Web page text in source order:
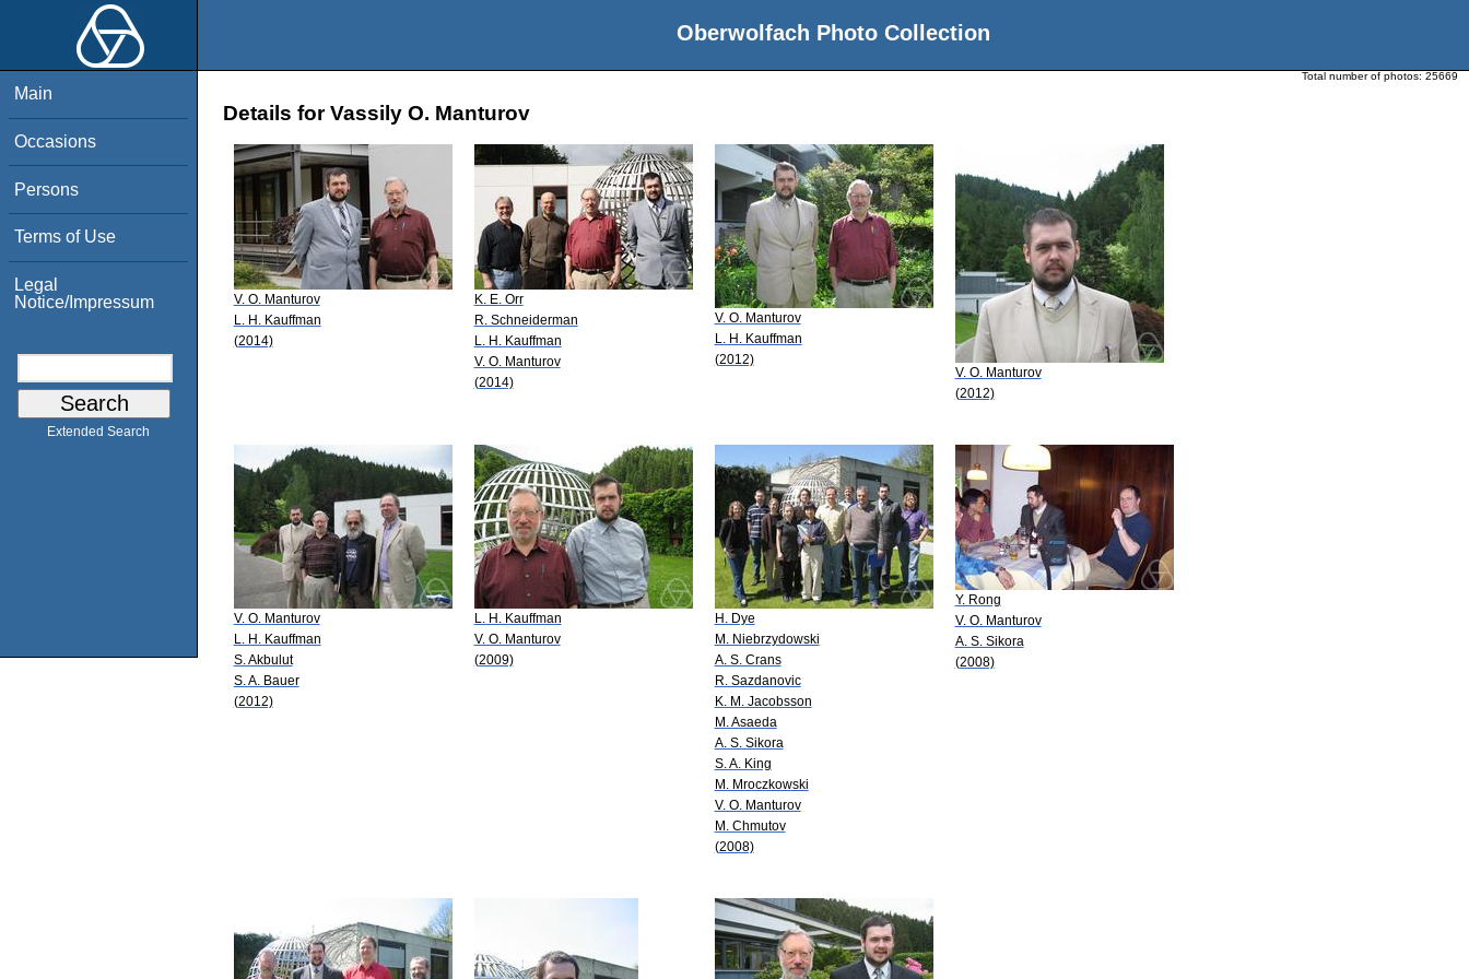
Oberwolfach Photo Collection
Main
Occasions
Persons
Terms of Use
Legal
Notice/Impressum
Extended Search
Total number of photos: 25669
Details for Vassily O. Manturov
V. O. Manturov
L. H. Kauffman
(2014)
K. E. Orr
R. Schneiderman
L. H. Kauffman
V. O. Manturov
(2014)
V. O. Manturov
L. H. Kauffman
(2012)
V. O. Manturov
(2012)
V. O. Manturov
L. H. Kauffman
S. Akbulut
S. A. Bauer
(2012)
L. H. Kauffman
V. O. Manturov
(2009)
H. Dye
M. Niebrzydowski
A. S. Crans
R. Sazdanovic
K. M. Jacobsson
M. Asaeda
A. S. Sikora
S. A. King
M. Mroczkowski
V. O. Manturov
M. Chmutov
(2008)
Y. Rong
V. O. Manturov
A. S. Sikora
(2008)